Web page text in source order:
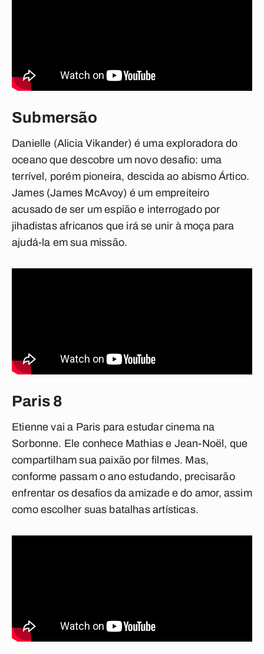
Submersão
Danielle (Alicia Vikander) é uma exploradora do
oceano que descobre um novo desafio: uma
terrível, porém pioneira, descida ao abismo Ártico.
James (James McAvoy) é um empreiteiro
acusado de ser um espião e interrogado por
jihadistas africanos que irá se unir à moça para
ajudá-la em sua missão.
Paris 8
Etienne vai a Paris para estudar cinema na
Sorbonne. Ele conhece Mathias e Jean-Noël, que
compartilham sua paixão por filmes. Mas,
conforme passam o ano estudando, precisarão
enfrentar os desafios da amizade e do amor, assim
como escolher suas batalhas artísticas.